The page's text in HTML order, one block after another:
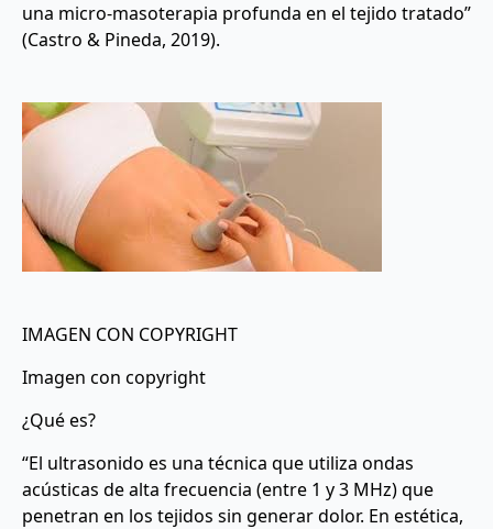
una micro-masoterapia profunda en el tejido tratado”
(Castro & Pineda, 2019).
IMAGEN CON COPYRIGHT
Imagen con copyright
¿Qué es?
“El ultrasonido es una técnica que utiliza ondas
acústicas de alta frecuencia (entre 1 y 3 MHz) que
penetran en los tejidos sin generar dolor. En estética,